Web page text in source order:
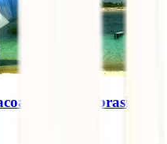
destino brasileiro